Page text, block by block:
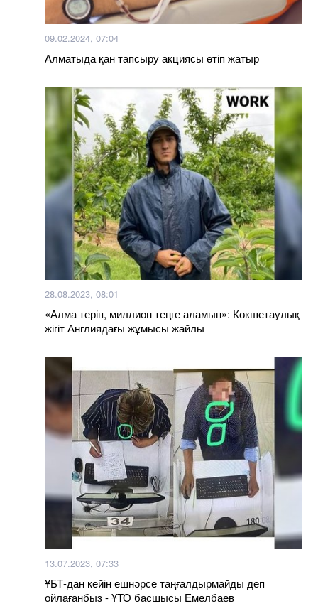
09.02.2024, 07:04
Алматыда қан тапсыру акциясы өтіп жатыр
28.08.2023, 08:01
«Алма теріп, миллион теңге аламын»: Көкшетаулық
жігіт Англиядағы жұмысы жайлы
13.07.2023, 07:33
ҰБТ-дан кейін ешнәрсе таңғалдырмайды деп
ойлағанбыз - ҰТО басшысы Емелбаев